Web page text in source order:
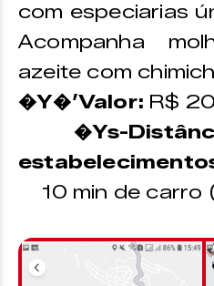
com especiarias
Acompanha
azeite com
�Y�’Valor: R$ 20
�Ys-
10 min de carro